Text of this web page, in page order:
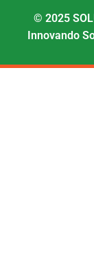
© 2025
Innovando